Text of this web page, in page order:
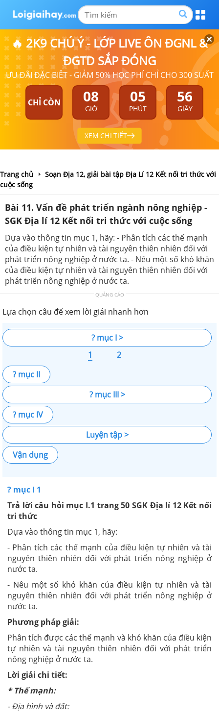
🔥 2K9 CHÚ Ý - LỚP LIVE ÔN ĐGNL &
ĐGTD SẮP ĐÓNG
ƯU ĐÃI ĐẶC BIỆT - GIẢM 50% HỌC PHÍ CHỈ CHO 300 SUẤT
CHỈ CÒN 08
GIỜ
05
PHÚT
55
GIÂY
XEM CHI TIẾT
Trang chủ
Soạn Địa 12, giải bài tập Địa Lí 12 Kết nối tri thức với
cuộc sống
Bài 11. Vấn đề phát triển ngành nông nghiệp -
SGK Địa lí 12 Kết nối tri thức với cuộc sống
Dựa vào thông tin mục 1, hãy: - Phân tích các thế mạnh
của điều kiện tự nhiên và tài nguyên thiên nhiên đối với
phát triển nông nghiệp ở nước ta. - Nêu một số khó khăn
của điều kiện tự nhiên và tài nguyên thiên nhiên đối với
phát triển nông nghiệp ở nước ta.
QUẢNG CÁO
Lựa chọn câu để xem lời giải nhanh hơn
? mục I >
1
2
? mục II
? mục III >
? mục IV
Luyện tập >
Vận dụng
? mục I 1
Trả lời câu hỏi mục I.1 trang 50 SGK Địa lí 12 Kết nối
tri thức
Dựa vào thông tin mục 1, hãy:
- Phân tích các thế mạnh của điều kiện tự nhiên và tài
nguyên thiên nhiên đối với phát triển nông nghiệp ở
nước ta.
- Nêu một số khó khăn của điều kiện tự nhiên và tài
nguyên thiên nhiên đối với phát triển nông nghiệp ở
nước ta.
Phương pháp giải:
Phân tích được các thế mạnh và khó khăn của điều kiện
tự nhiên và tài nguyên thiên nhiên đối với phát triển
nông nghiệp ở nước ta.
Lời giải chi tiết:
* Thế mạnh:
- Địa hình và đất: